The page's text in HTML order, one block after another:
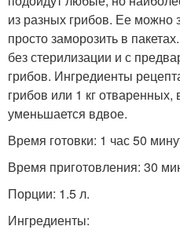
из разных грибов. Ее можно
просто заморозить в
без стерилизации и с
грибов. Ингредиенты
грибов или 1 кг отваренных,
уменьшается вдвое.
Время готовки: 1 час 50
Время приготовления: 30
Порции: 1.5 л.
Ингредиенты: